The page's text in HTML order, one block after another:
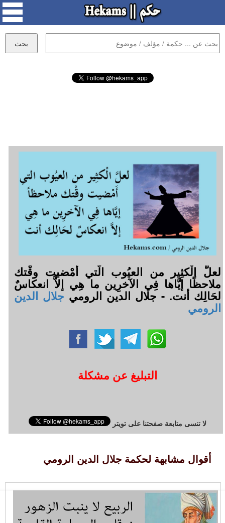
لعلَّ الْكثِير من العيُوب الَّتي أَمْضيت وقْتك
ملاحظًا إيَّاها فِي الآخرِين ما هِي إلاَّ انعكاسٌ
لحَالِك أنت. - جلال الدين الرومي جلال الدين
الرومي
التبليغ عن مشكلة
لا تنسى متابعة صفحتنا على تويتر
أقوال مشابهة لحكمة جلال الدين الرومي